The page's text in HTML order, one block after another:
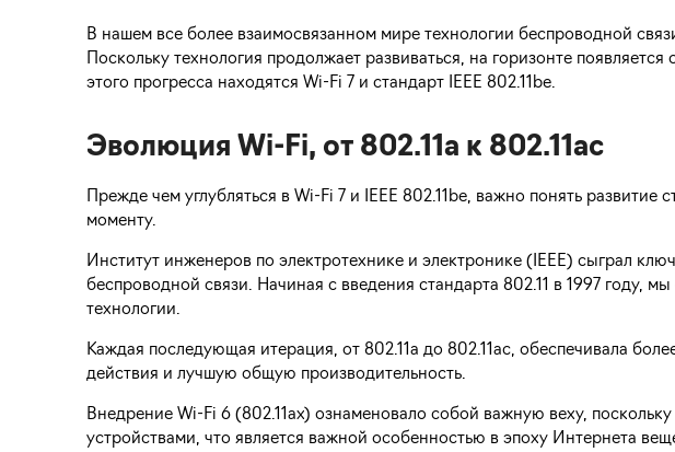
В нашем все более взаимосвязанном мире технологии беспроводной
Поскольку технология продолжает развиваться, на горизонте
этого прогресса находятся Wi-Fi 7 и стандарт IEEE 802.11be.
Эволюция Wi-Fi, от 802.11a к 802.11ac
Прежде чем углубляться в Wi-Fi 7 и IEEE 802.11be, важно понять
моменту.
Институт инженеров по электротехнике и электронике (IEEE) сыграл
беспроводной связи. Начиная с введения стандарта 802.11 в 1997 году,
технологии.
Каждая последующая итерация, от 802.11a до 802.11ac, обеспечивала
действия и лучшую общую производительность.
Внедрение Wi-Fi 6 (802.11ax) ознаменовало собой важную веху,
устройствами, что является важной особенностью в эпоху Интернета